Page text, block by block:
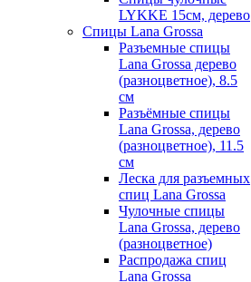
LYKKE 15см, дерево
Спицы Lana Grossa
Разъемные спицы
Lana Grossa дерево
(разноцветное), 8.5
см
Разъёмные спицы
Lana Grossa, дерево
(разноцветное), 11.5
см
Леска для разъемных
спиц Lana Grossa
Чулочные спицы
Lana Grossa, дерево
(разноцветное)
Распродажа спиц
Lana Grossa